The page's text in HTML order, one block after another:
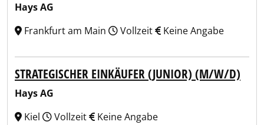
Hays AG
Frankfurt am Main
Vollzeit Keine Angabe
STRATEGISCHER EINKÄUFER (JUNIOR) (M/W/D)
Hays AG
Kiel
Vollzeit Keine Angabe